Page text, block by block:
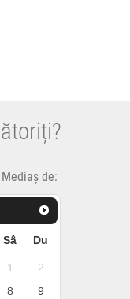
de:
Sâ Du
1
2
8
9